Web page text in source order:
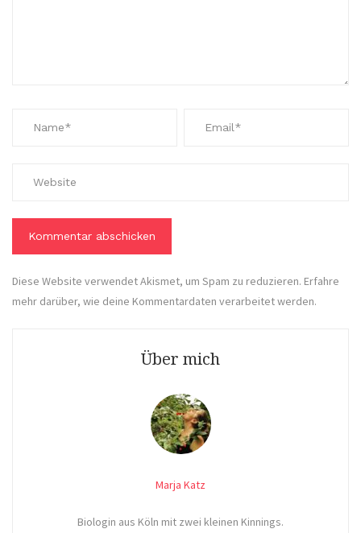
Diese Website verwendet Akismet, um Spam zu reduzieren. Erfahre
mehr darüber, wie deine Kommentardaten verarbeitet werden.
Über mich
Marja Katz
Biologin aus Köln mit zwei kleinen Kinnings.